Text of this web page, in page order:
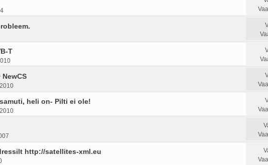
T
heli on- Pilti ei ole!
http://satellites-xml.eu